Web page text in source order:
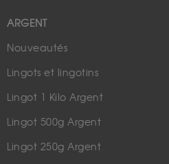
ARGENT
Nouveautés
Lingots et lingotins
Lingot 1 Kilo Argent
Lingot 500g Argent
Lingot 250g Argent